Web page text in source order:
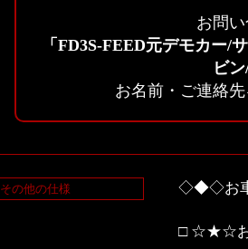
お問
「FD3S-FEED元デモカー/
ビ
お名前・ご連絡
その他の仕様 ◇◆◇お
□ ☆★☆